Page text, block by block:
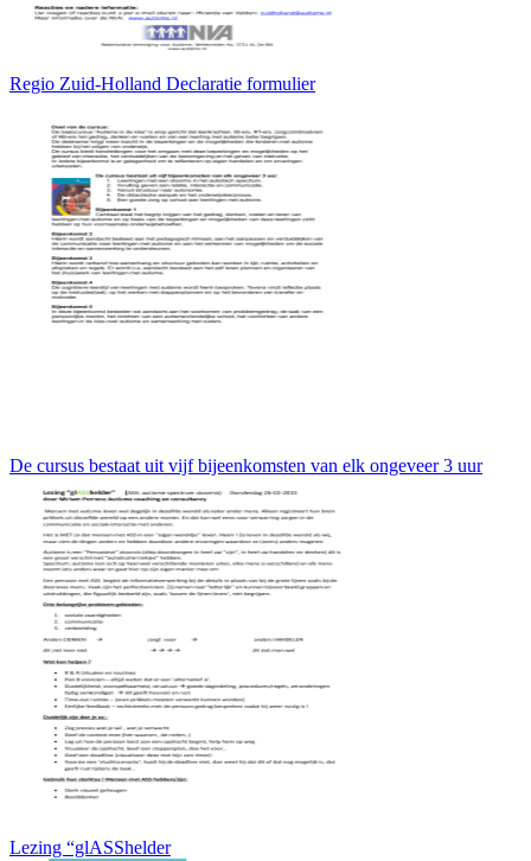
Regio Zuid-Holland Declaratie formulier
De cursus bestaat uit vijf bijeenkomsten van elk ongeveer 3 uur
Lezing “glASShelder